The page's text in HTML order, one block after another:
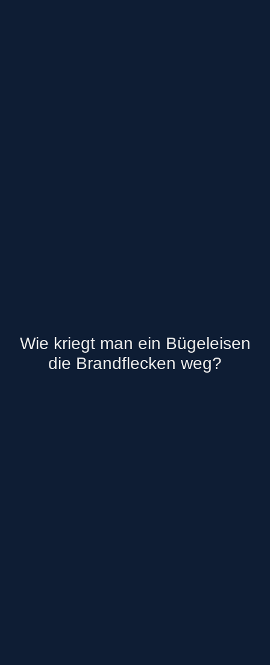
Wie kriegt man ein Bügeleisen
die Brandflecken weg?